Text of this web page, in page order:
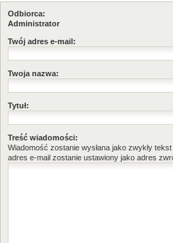
Odbiorca:
Administrator
Twój adres e-mail:
Twoja nazwa:
Tytuł:
Treść wiadomości:
Wiadomość zostanie wysłana jako zwykły
adres e-mail zostanie ustawiony jako adres